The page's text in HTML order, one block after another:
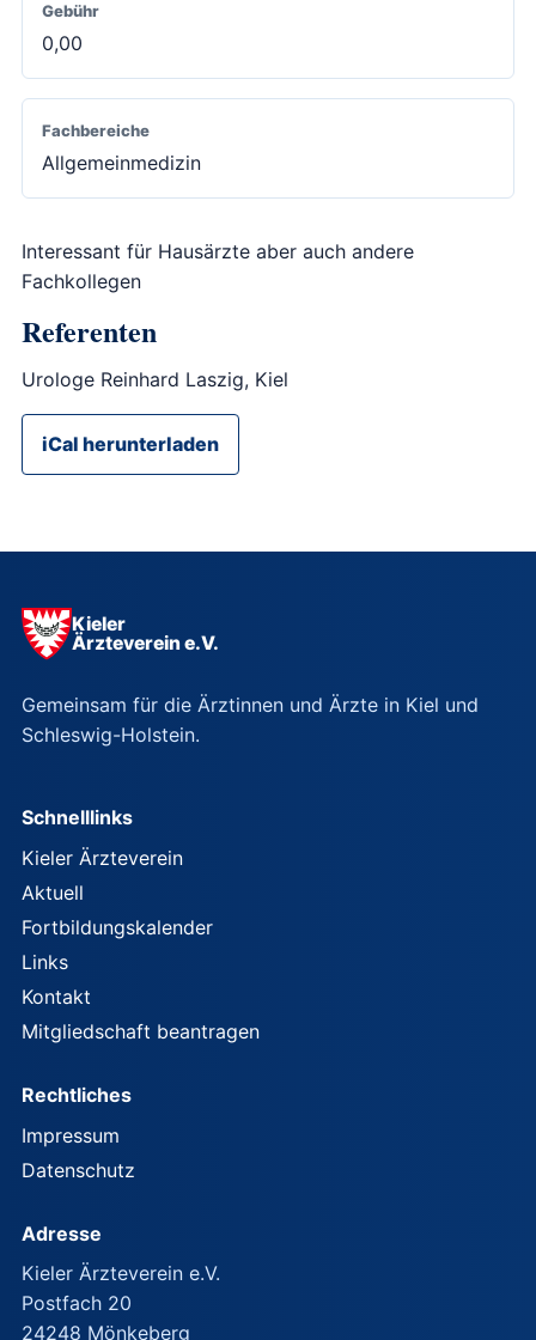
Gebühr
0,00
Fachbereiche
Allgemeinmedizin
Interessant für Hausärzte aber auch andere
Fachkollegen
Referenten
Urologe Reinhard Laszig, Kiel
iCal herunterladen
Kieler
Ärzteverein e.V.
Gemeinsam für die Ärztinnen und Ärzte in Kiel und
Schleswig-Holstein.
Schnelllinks
Kieler Ärzteverein
Aktuell
Fortbildungskalender
Links
Kontakt
Mitgliedschaft beantragen
Rechtliches
Impressum
Datenschutz
Adresse
Kieler Ärzteverein e.V.
Postfach 20
24248 Mönkeberg